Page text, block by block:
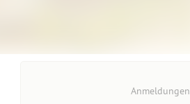
Anmeldungen